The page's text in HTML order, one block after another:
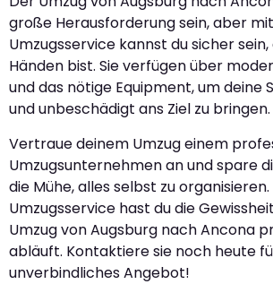
große Herausforderung sein, aber
Umzugsservice kannst du sicher
Händen bist. Sie verfügen über
und das nötige Equipment, um deine
und unbeschädigt ans Ziel zu bringen.
Vertraue deinem Umzug einem
Umzugsunternehmen an und spare
die Mühe, alles selbst zu
Umzugsservice hast du die
Umzug von Augsburg nach Ancona
abläuft. Kontaktiere sie noch heute
unverbindliches Angebot!